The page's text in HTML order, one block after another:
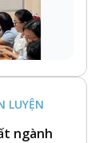
LUYỆN
ngành